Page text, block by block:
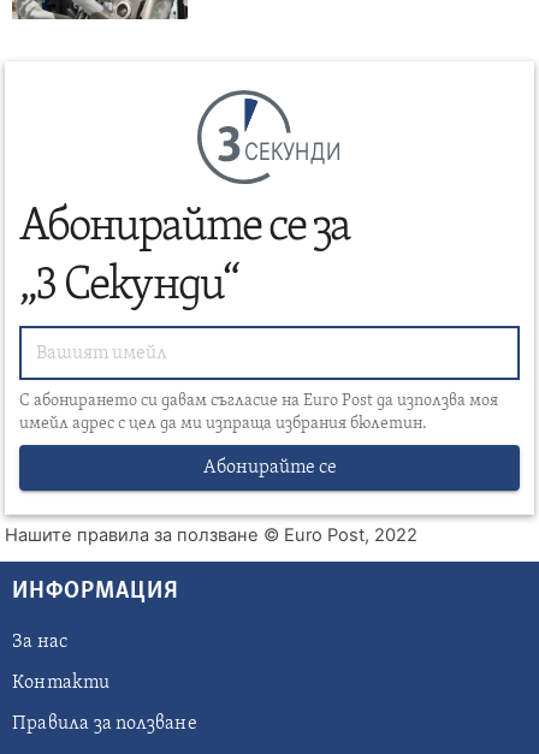
СЕКУНДИ
Абонирайте се за
„3 Секунди“
С абонирането си давам съгласие на Euro Post да използва моя
имейл адрес с цел да ми изпраща избрания бюлетин.
Абонирайте се
Нашите правила за ползване © Euro Post, 2022
ИНФОРМАЦИЯ
За нас
Контакти
Правила за ползване